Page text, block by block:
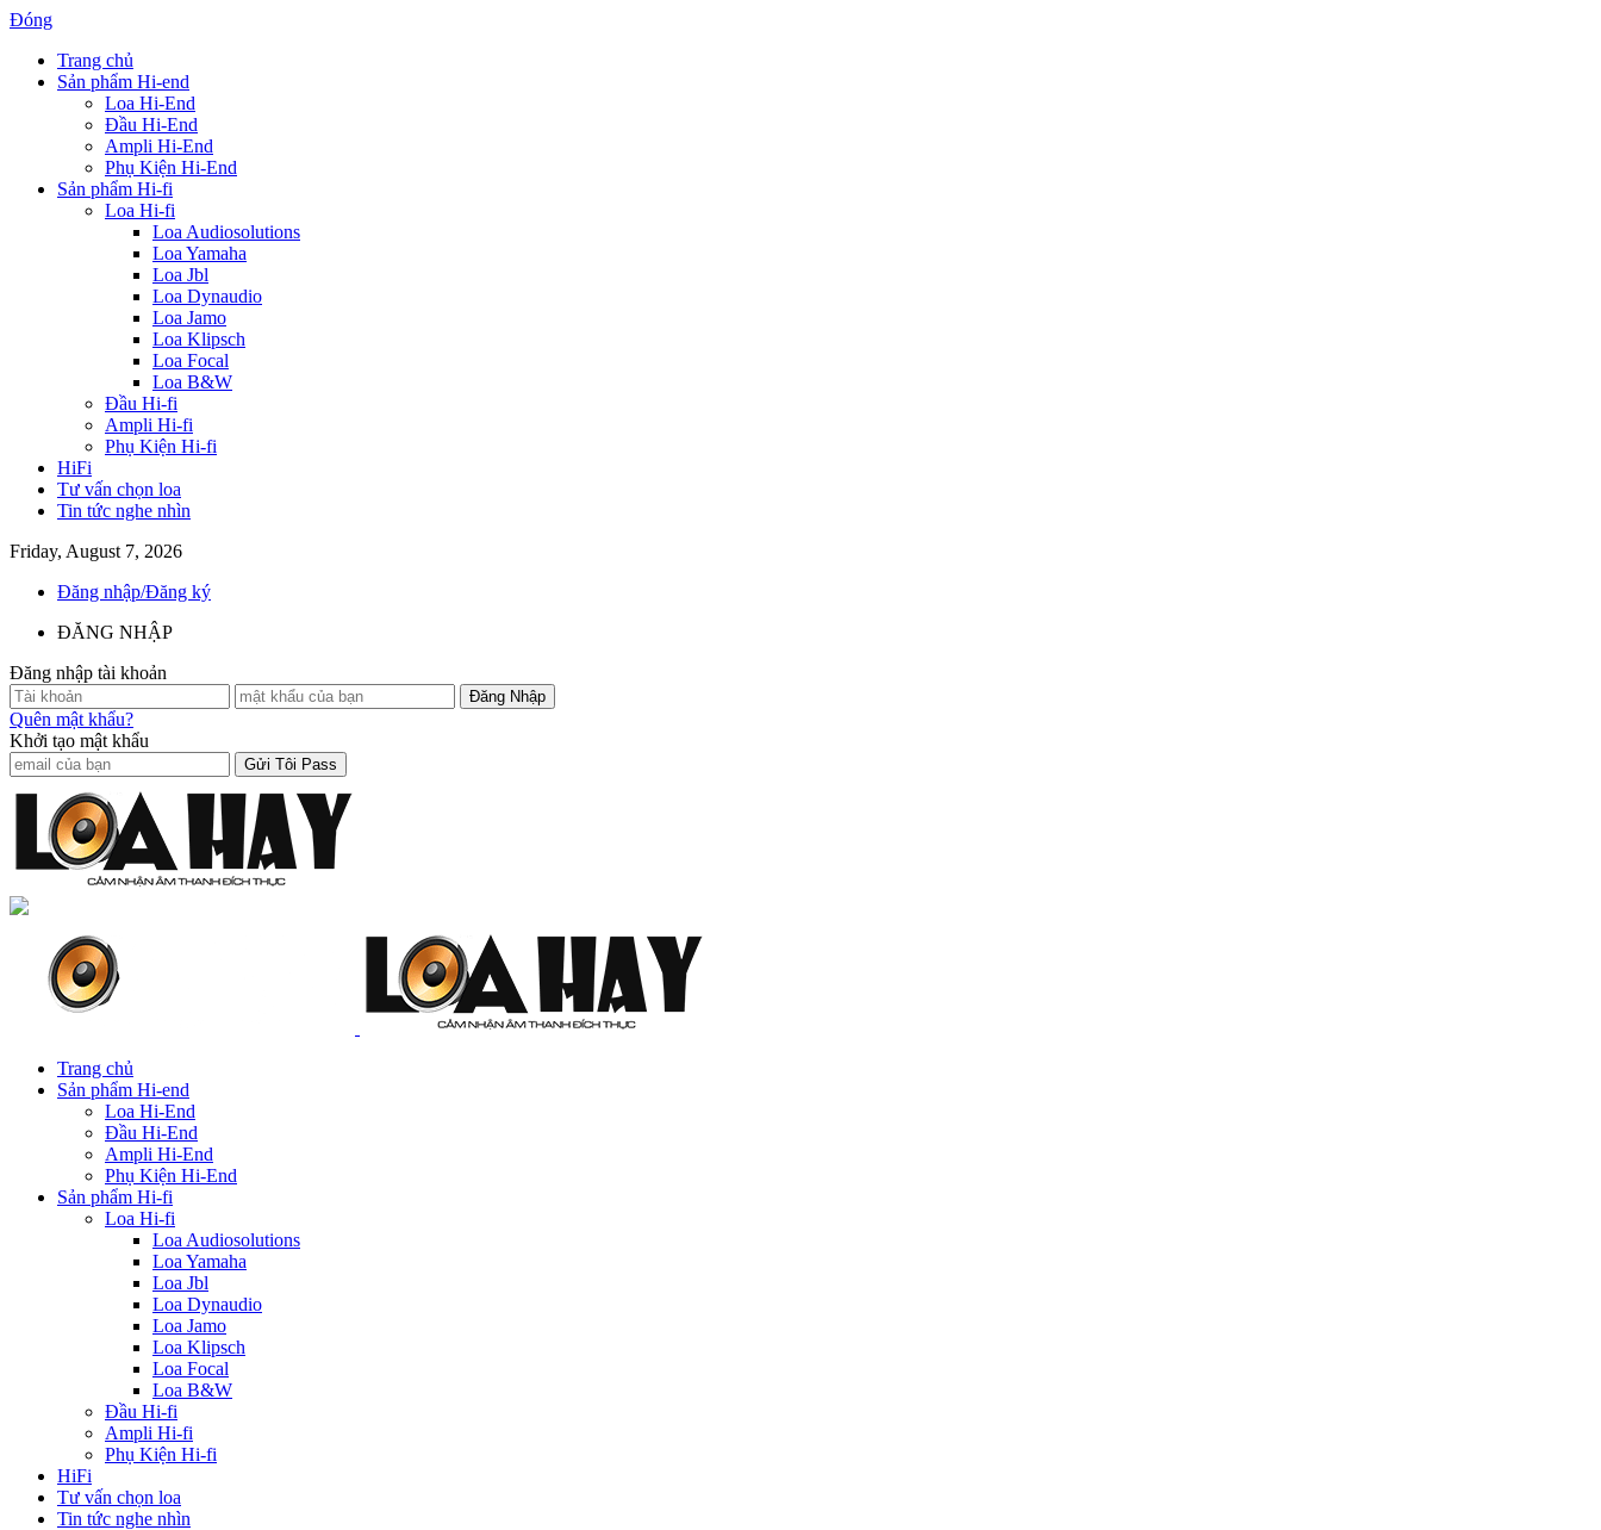
Đóng
Trang chủ
Sản phẩm Hi-end
Loa Hi-End
Đầu Hi-End
Ampli Hi-End
Phụ Kiện Hi-End
Sản phẩm Hi-fi
Loa Hi-fi
Loa Audiosolutions
Loa Yamaha
Loa Jbl
Loa Dynaudio
Loa Jamo
Loa Klipsch
Loa Focal
Loa B&W
Đầu Hi-fi
Ampli Hi-fi
Phụ Kiện Hi-fi
HiFi
Tư vấn chọn loa
Tin tức nghe nhìn
Friday, August 7, 2026
Đăng nhập/Đăng ký
ĐĂNG NHẬP
Đăng nhập tài khoản
Quên mật khẩu?
Khởi tạo mật khẩu
Trang chủ
Sản phẩm Hi-end
Loa Hi-End
Đầu Hi-End
Ampli Hi-End
Phụ Kiện Hi-End
Sản phẩm Hi-fi
Loa Hi-fi
Loa Audiosolutions
Loa Yamaha
Loa Jbl
Loa Dynaudio
Loa Jamo
Loa Klipsch
Loa Focal
Loa B&W
Đầu Hi-fi
Ampli Hi-fi
Phụ Kiện Hi-fi
HiFi
Tư vấn chọn loa
Tin tức nghe nhìn